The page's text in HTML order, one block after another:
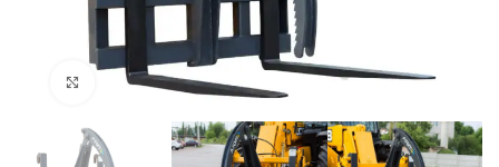
Click to enlarge